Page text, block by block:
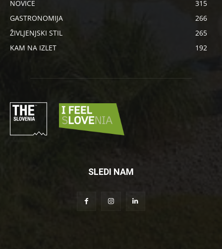
NOVICE
315
GASTRONOMIJA
266
ŽIVLJENJSKI STIL
265
KAM NA IZLET
192
SLEDI NAM